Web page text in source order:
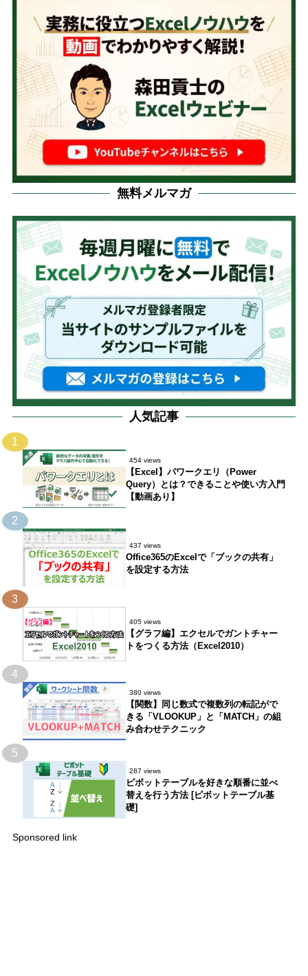
無料メルマガ
人気記事
1
454 views
【Excel】パワークエリ（Power
Query）とは？できることや使い方入門
【動画あり】
2
437 views
Office365のExcelで「ブックの共有」
を設定する方法
3
405 views
【グラフ編】エクセルでガントチャー
トをつくる方法（Excel2010）
4
380 views
【関数】同じ数式で複数列の転記がで
きる「VLOOKUP」と「MATCH」の組
み合わせテクニック
5
287 views
ピボットテーブルを好きな順番に並べ
替えを行う方法 [ピボットテーブル基
礎]
Sponsored link